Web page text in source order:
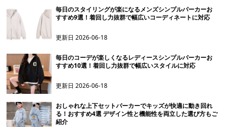
毎日のスタイリングが楽になるメンズシンプルパーカーお
すすめ9選！着回し力抜群で幅広いコーディネートに対応
更新日2026-06-18
毎日のコーデが楽しくなるレディースシンプルパーカーお
すすめ10選！着回し力抜群で幅広いスタイルに対応
更新日2026-06-18
おしゃれな上下セットパーカーでキッズが快適に動き回れ
る！おすすめ4選 デザイン性と機能性を両立した選び方もご
紹介